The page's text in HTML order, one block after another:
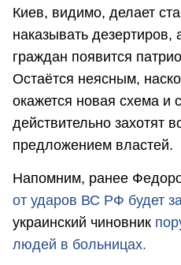
Киев, видимо, делает
наказывать дезертиров,
граждан появится
Остаётся неясным,
окажется новая схема и
действительно захотят
предложением властей.
Напомним, ранее
от ударов ВС РФ будет
украинский чиновник
людей в больницах.